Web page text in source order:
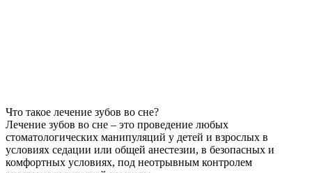
Что такое лечение зубов во сне?
Лечение зубов во сне – это проведение любых
стоматологических манипуляций у детей и взрослых в
условиях седации или общей анестезии, в безопасных и
комфортных условиях, под неотрывным контролем